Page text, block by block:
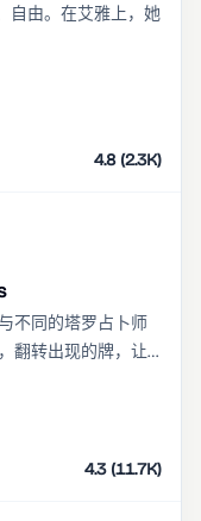
自由。在艾雅上，她
4.8 (2.3K)
不同的塔罗占卜师
翻转出现的牌，让
地咨询塔罗牌。
4.3 (11.7K)